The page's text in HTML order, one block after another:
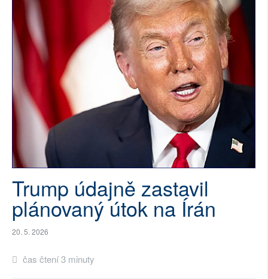
ROZHOVORY
TÉMATA
NEJČTENĚJŠÍ ZA 7 DNÍ
AUTOŘI
PŘÍSPĚVKY NA PROVOZ
SOCIÁLNÍ SÍTĚ
RUBRIKY
PLNÁ VERZE STRÁNEK
Trump údajně zastavil
plánovaný útok na Írán
20. 5. 2026
čas čtení 3 minuty